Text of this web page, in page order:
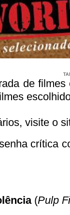
de
visite o
crítica
(Pulp